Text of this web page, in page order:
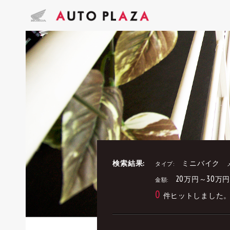
検索結果: タイプ: ミニバイク
金額: 20万円～30万
0 件ヒットしました。